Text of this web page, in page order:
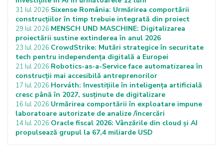
31 Iul 2026 Sixense România: Urmărirea comportării
construcțiilor în timp trebuie integrată din proiect
29 Iul 2026 MENSCH UND MASCHINE: Digitalizarea
proiectării sustine extinderea în anul 2026
23 Iul 2026 CrowdStrike: Mutări strategice în securitate
tech pentru independența digitală a Europei
21 Iul 2026 Robotics-as-a-Service face automatizarea în
construcții mai accesibilă antreprenorilor
17 Iul 2026 Horváth: Investițiile în inteligența artificială
cresc până în 2027, susținute de digitalizare
16 Iul 2026 Urmărirea comportării în exploatare impune
laboratoare autorizate de analize /încercări
14 Iul 2026 Oracle fiscal 2026: Vânzările din cloud și AI
propulsează grupul la 67,4 miliarde USD